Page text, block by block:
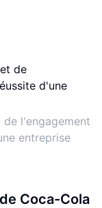
l'engagement
entreprise
Coca-Cola